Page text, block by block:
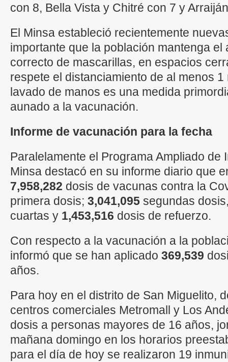
con 8, Bella Vista y Chitré con 7 y
El Minsa estableció recientemente
importante que la población mantenga
correcto de mascarillas, en espacios
respete el distanciamiento de al menos
lavado de manos es una medida
aunado a la vacunación.
Informe de vacunación para la fecha
Paralelamente el Programa Ampliado de
Minsa destacó en su informe diario que
7,958,282 dosis de vacunas contra la
primera dosis; 3,041,095 segundas
cuartas y 1,453,516 dosis de refuerzo.
Con respecto a la vacunación a la
informó que se han aplicado 369,539
años.
Para hoy en el distrito de San Miguelito,
centros comerciales Metromall y Los
dosis a personas mayores de 16 años,
mañana domingo en los horarios
para el día de hoy se realizaron 19